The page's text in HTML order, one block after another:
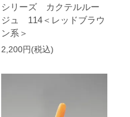
シリーズ カクテルルー
ジュ 114＜レッドブラウ
ン系＞
2,200円(税込)